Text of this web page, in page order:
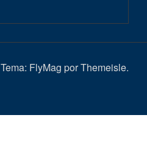
Tema: FlyMag por Themeisle.
Tauríd’imatges